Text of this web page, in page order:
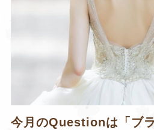
今月のQuestionは「ブ